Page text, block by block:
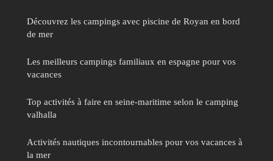
Découvrez les campings avec piscine de Royan en bord
de mer
Les meilleurs campings familiaux en espagne pour vos
vacances
Top activités à faire en seine-maritime selon le camping
valhalla
Activités nautiques incontournables pour vos vacances à
la mer